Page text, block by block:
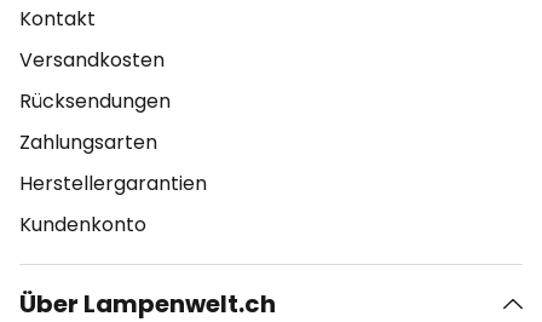
Kontakt
Versandkosten
Rücksendungen
Zahlungsarten
Herstellergarantien
Kundenkonto
Über Lampenwelt.ch